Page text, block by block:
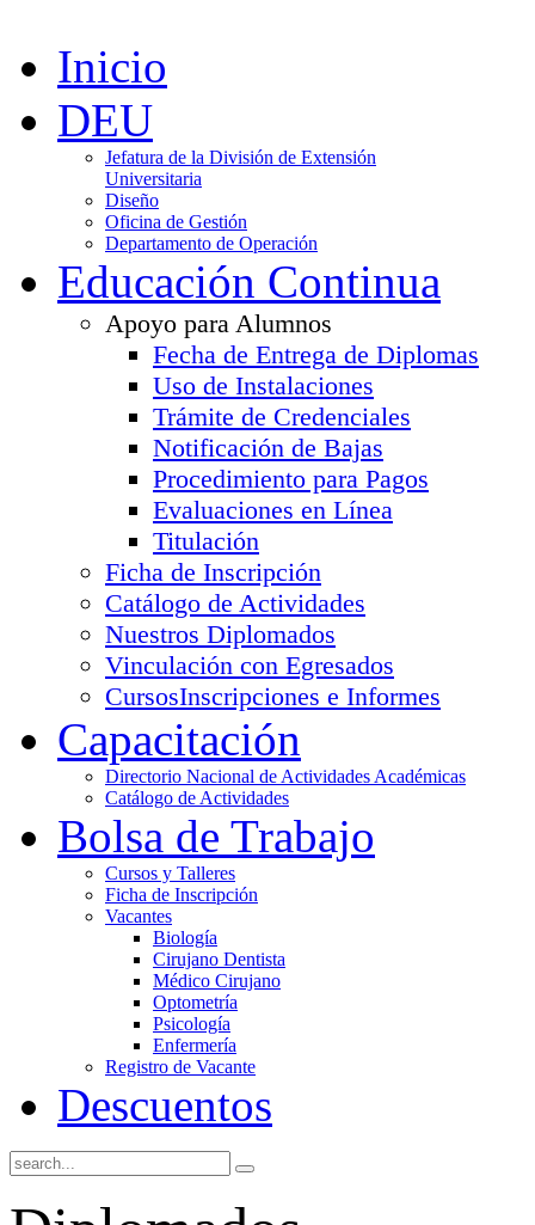
Inicio
DEU
Jefatura de la División de Extensión
Universitaria
Diseño
Oficina de Gestión
Departamento de Operación
Educación Continua
Apoyo para Alumnos
Fecha de Entrega de Diplomas
Uso de Instalaciones
Trámite de Credenciales
Notificación de Bajas
Procedimiento para Pagos
Evaluaciones en Línea
Titulación
Ficha de Inscripción
Catálogo de Actividades
Nuestros Diplomados
Vinculación con Egresados
CursosInscripciones e Informes
Capacitación
Directorio Nacional de Actividades Académicas
Catálogo de Actividades
Bolsa de Trabajo
Cursos y Talleres
Ficha de Inscripción
Vacantes
Biología
Cirujano Dentista
Médico Cirujano
Optometría
Psicología
Enfermería
Registro de Vacante
Descuentos